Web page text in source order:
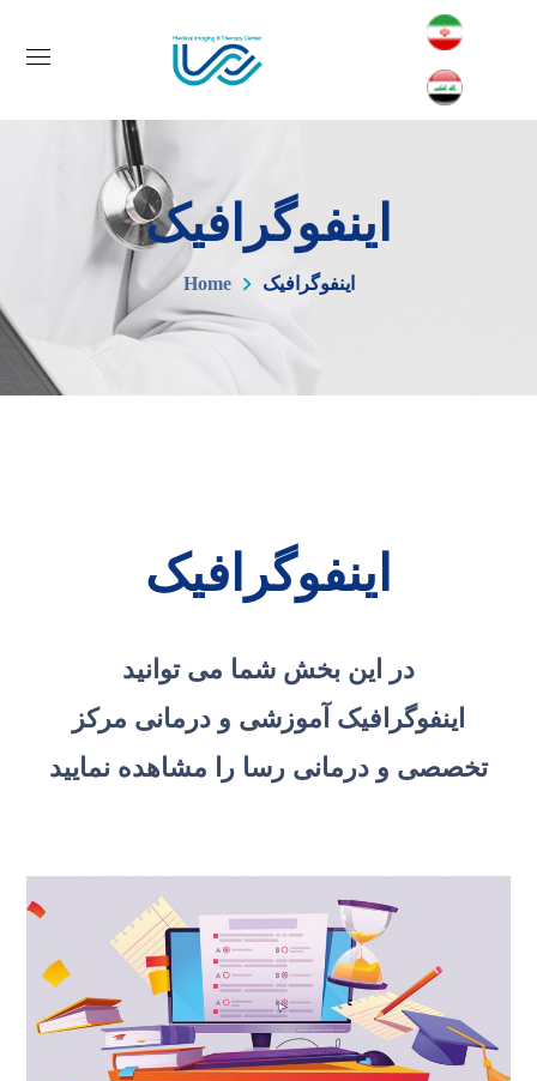
اینفوگرافیک
Home اینفوگرافیک
اینفوگرافیک
در این بخش شما می توانید
اینفوگرافیک آموزشی و درمانی مرکز
تخصصی و درمانی رسا را مشاهده نمایید